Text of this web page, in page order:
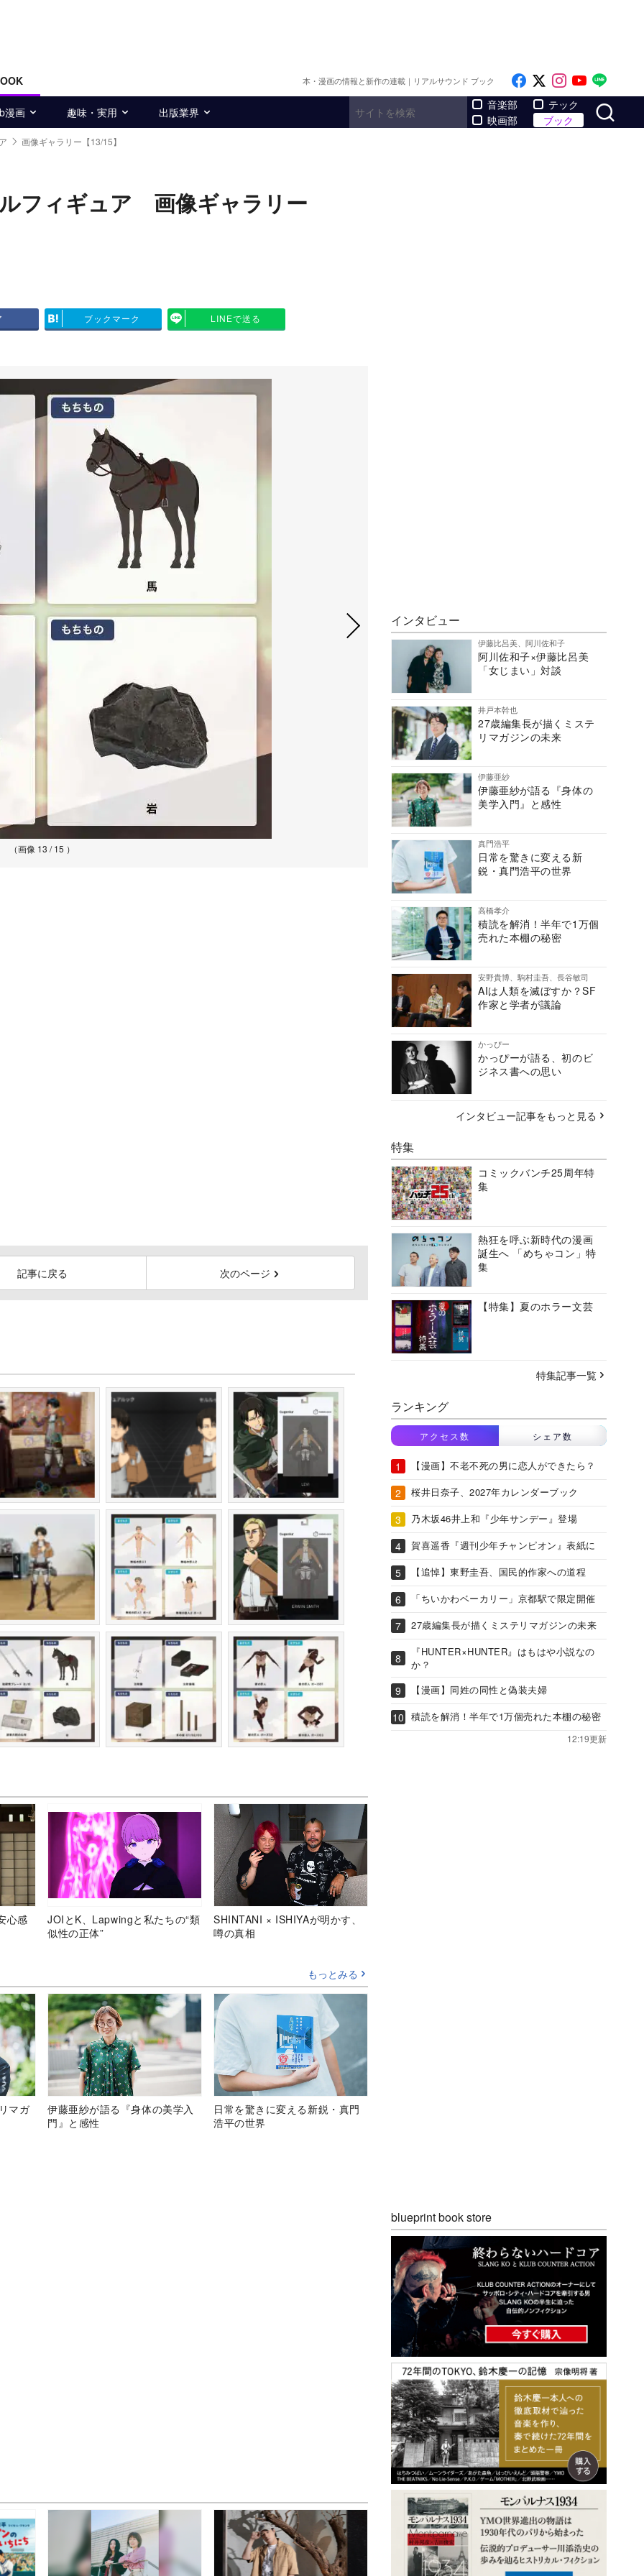
本・漫画の情報と新作の連載｜リアルサウンド ブック Like on Facebook
Follow on x
Follow on
Follow
漫画 趣味・実用 出版業界
音楽部
映画部
テック
ブック
画像ギャラリー【13/15】
ルフィギュア 画像ギャラリー
ブックマーク LINEで送る
（画像 13 / 15 ）
記事に戻る 次のページ
心感
JOIとK、Lapwingと私たちの“類
似性の正体”
SHINTANI × ISHIYAが明かす、
噂の真相
もっとみる
マガ
伊藤亜紗が語る『身体の美学入
門』と感性
日常を驚きに変える新鋭・真門
浩平の世界
インタビュー
伊藤比呂美、阿川佐和子
阿川佐和子×伊藤比呂美
「女じまい」対談
井戸本幹也
27歳編集長が描くミステ
リマガジンの未来
伊藤亜紗
伊藤亜紗が語る『身体の
美学入門』と感性
真門浩平
日常を驚きに変える新
鋭・真門浩平の世界
高橋孝介
積読を解消！半年で1万個
売れた本棚の秘密
安野貴博、駒村圭吾、長谷敏司
AIは人類を滅ぼすか？SF
作家と学者が議論
かっぴー
かっぴーが語る、初のビ
ジネス書への思い
インタビュー記事をもっと見る
特集
コミックバンチ25周年特
集
熱狂を呼ぶ新時代の漫画
誕生へ 「めちゃコン」特
集
【特集】夏のホラー文芸
特集記事一覧
ランキング
アクセス数 シェア数
【漫画】不老不死の男に恋人ができたら？
桜井日奈子、2027年カレンダーブック
乃木坂46井上和『少年サンデー』登場
賀喜遥香『週刊少年チャンピオン』表紙に
【追悼】東野圭吾、国民的作家への道程
「ちいかわベーカリー」京都駅で限定開催
27歳編集長が描くミステリマガジンの未来
『HUNTER×HUNTER』はもはや小説なの
か？
【漫画】同姓の同性と偽装夫婦
積読を解消！半年で1万個売れた本棚の秘密
12:19更新
blueprint book store